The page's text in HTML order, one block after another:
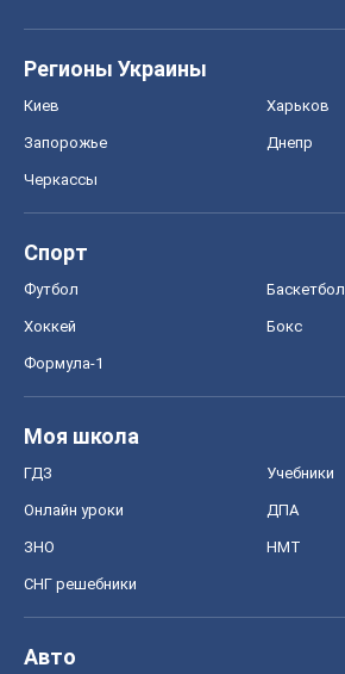
Регионы Украины
Киев Харьков
Запорожье Днепр
Черкассы
Спорт
Футбол Баскетбол
Хоккей Бокс
Формула-1
Моя школа
ГДЗ Учебники
Онлайн уроки ДПА
ЗНО НМТ
СНГ решебники
Авто